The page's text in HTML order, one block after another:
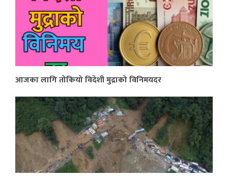
आजका लागि तोकियो विदेशी मुद्राको विनिमयदर